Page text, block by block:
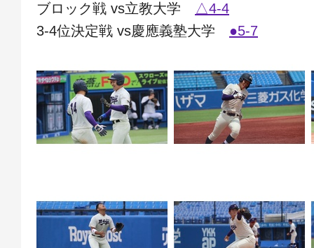
ブロック戦 vs立教大学
△4-4
3-4位決定戦 vs慶應義塾大学 ●5-7